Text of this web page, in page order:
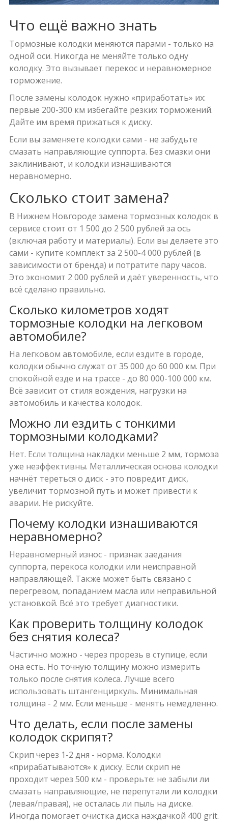
Что ещё важно знать
Тормозные колодки меняются парами - только на
одной оси. Никогда не меняйте только одну
колодку. Это вызывает перекос и неравномерное
торможение.
После замены колодок нужно «приработать» их:
первые 200-300 км избегайте резких торможений.
Дайте им время прижаться к диску.
Если вы заменяете колодки сами - не забудьте
смазать направляющие суппорта. Без смазки они
заклинивают, и колодки изнашиваются
неравномерно.
Сколько стоит замена?
В Нижнем Новгороде замена тормозных колодок в
сервисе стоит от 1 500 до 2 500 рублей за ось
(включая работу и материалы). Если вы делаете это
сами - купите комплект за 2 500-4 000 рублей (в
зависимости от бренда) и потратите пару часов.
Это экономит 2 000 рублей и даёт уверенность, что
всё сделано правильно.
Сколько километров ходят
тормозные колодки на легковом
автомобиле?
На легковом автомобиле, если ездите в городе,
колодки обычно служат от 35 000 до 60 000 км. При
спокойной езде и на трассе - до 80 000-100 000 км.
Всё зависит от стиля вождения, нагрузки на
автомобиль и качества колодок.
Можно ли ездить с тонкими
тормозными колодками?
Нет. Если толщина накладки меньше 2 мм, тормоза
уже неэффективны. Металлическая основа колодки
начнёт тереться о диск - это повредит диск,
увеличит тормозной путь и может привести к
аварии. Не рискуйте.
Почему колодки изнашиваются
неравномерно?
Неравномерный износ - признак заедания
суппорта, перекоса колодки или неисправной
направляющей. Также может быть связано с
перегревом, попаданием масла или неправильной
установкой. Всё это требует диагностики.
Как проверить толщину колодок
без снятия колеса?
Частично можно - через прорезь в ступице, если
она есть. Но точную толщину можно измерить
только после снятия колеса. Лучше всего
использовать штангенциркуль. Минимальная
толщина - 2 мм. Если меньше - менять немедленно.
Что делать, если после замены
колодок скрипят?
Скрип через 1-2 дня - норма. Колодки
«прирабатываются» к диску. Если скрип не
проходит через 500 км - проверьте: не забыли ли
смазать направляющие, не перепутали ли колодки
(левая/правая), не осталась ли пыль на диске.
Иногда помогает очистка диска наждачкой 400 grit.